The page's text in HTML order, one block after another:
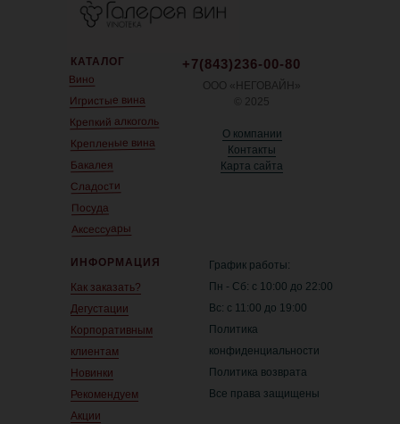
КАТАЛОГ
Вино
Игристые вина
Крепкий алкоголь
Крепленые вина
Бакалея
Сладости
Посуда
Аксессуары
ИНФОРМАЦИЯ
Как заказать?
Дегустации
Корпоративным
клиентам
Новинки
Рекомендуем
Акции
График работы:
Пн - Сб: с 10:00 до 22:00
Вс: с 11:00 до 19:00
Политика
конфиденциальности
Политика возврата
Все права защищены
ООО «НЕГОВАЙН»
© 2025
О компании
Контакты
Карта сайта
+7(843)236-00-80